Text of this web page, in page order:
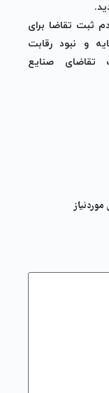
ثبت تقاضا برای
و نبود رقابت
صنایع